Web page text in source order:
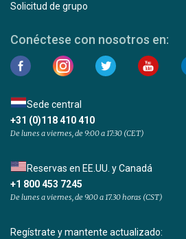
Solicitud de grupo
Conéctese con nosotros en:
Sede central
+31 (0)118 410 410
De lunes a viernes, de 9:00 a 17:30 (CET)
Reservas en EE.UU. y Canadá
+1 800 453 7245
De lunes a viernes, de 9.00 a 17.30 horas (CST)
Regístrate y mantente actualizado: